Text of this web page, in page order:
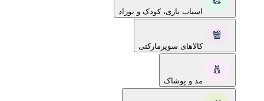
اسباب بازی، کودک و نوزاد
کالاهای سوپرمارکتی
مد و پوشاک